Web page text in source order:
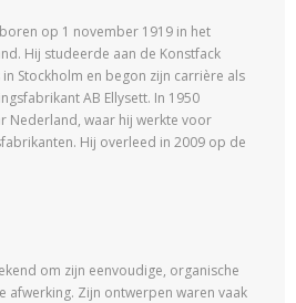
op 1 november 1919 in het
Hij studeerde aan de Konstfack
Stockholm en begon zijn carrière als
AB Ellysett. In 1950
Nederland, waar hij werkte voor
Hij overleed in 2009 op de
om zijn eenvoudige, organische
afwerking. Zijn ontwerpen waren vaak